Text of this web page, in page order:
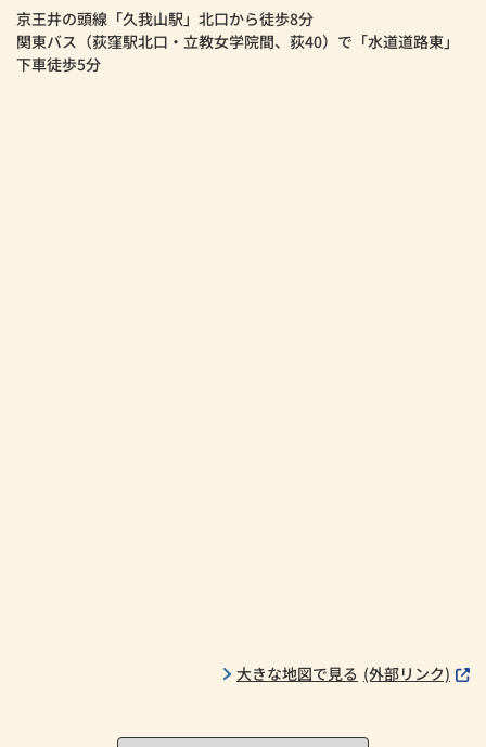
京王井の頭線「久我山駅」北口から徒歩8分
関東バス（荻窪駅北口・立教女学院間、荻40）で「水道道路東」
下車徒歩5分
大きな地図で見る